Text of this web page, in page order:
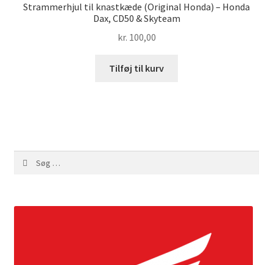
Strammerhjul til knastkæde (Original Honda) – Honda
Dax, CD50 & Skyteam
kr. 100,00
Tilføj til kurv